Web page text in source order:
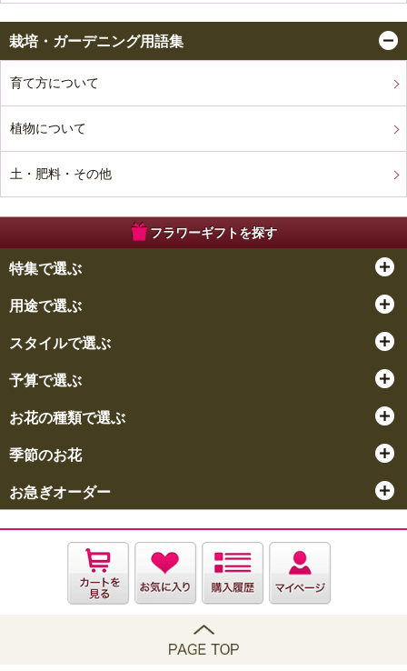
栽培・ガーデニング用語集
育て方について
植物について
土・肥料・その他
フラワーギフトを探す
特集で選ぶ
用途で選ぶ
スタイルで選ぶ
予算で選ぶ
お花の種類で選ぶ
季節のお花
お急ぎオーダー